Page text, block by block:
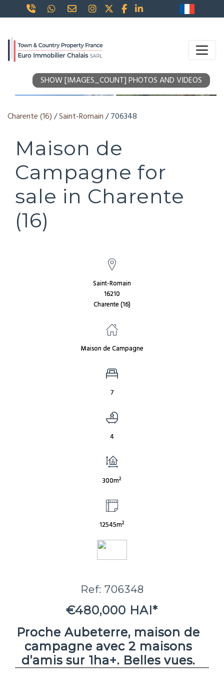
SHOW [IMAGES_COUNT] PHOTOS AND VIDEOS
Charente (16)/Saint-Romain/ 706348
Maison de
Campagne for
sale in Charente
(16)
Saint-Romain
16210
Charente (16)
Maison de Campagne
7
4
300m2
12545m2
Ref: 706348
€480,000 HAI*
Proche Aubeterre, maison de
campagne avec 2 maisons
d’amis sur 1ha+. Belles vues.